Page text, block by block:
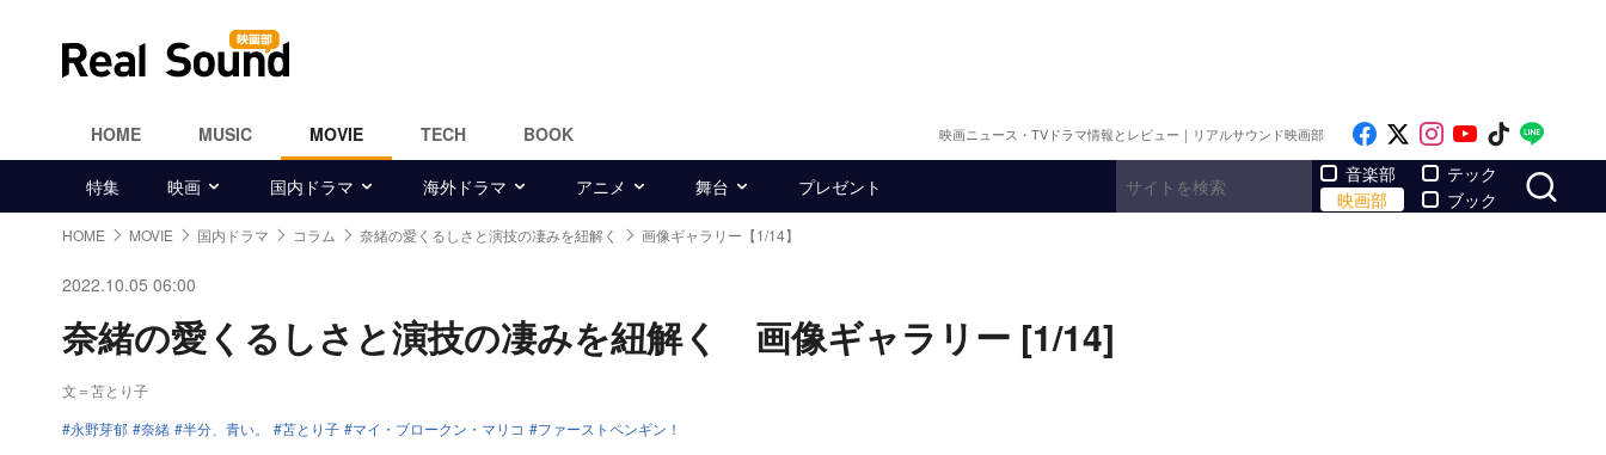
HOME MUSIC MOVIE TECH BOOK 映画ニュース・TVドラマ情報とレビュー｜リアルサウンド映画部 Like on Facebook
Follow on x
Follow on
Follow on
Follow
特集 映画 国内ドラマ 海外ドラマ アニメ 舞台 プレゼント
音楽部
映画部
テック
ブック
HOME MOVIE 国内ドラマ コラム 奈緒の愛くるしさと演技の凄みを紐解く 画像ギャラリー【1/14】
2022.10.05 06:00
奈緒の愛くるしさと演技の凄みを紐解く 画像ギャラリー [1/14]
文＝苫とり子
永野芽郁
奈緒 半分、青い。 苫とり子 マイ・ブロークン・マリコ ファーストペンギン！